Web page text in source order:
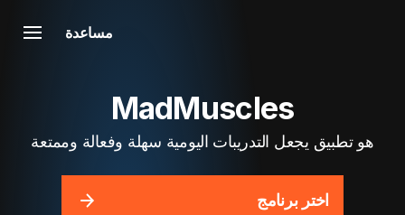
مساعدة
MadMuscles
هو تطبيق يجعل التدريبات اليومية سهلة وفعالة وممتعة
اختر برنامج